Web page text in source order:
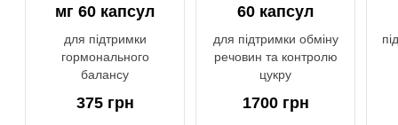
мг 60 капсул
для підтримки
гормонального
балансу
375 грн
60 капсул
для підтримки обміну
речовин та контролю
цукру
1700 грн